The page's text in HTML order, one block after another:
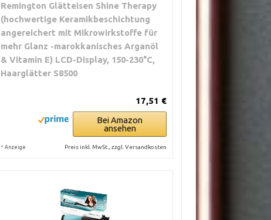
Remington Glätteisen Shine Therapy
(hochwertige Keramikbeschichtung
angereichert mit Mikrowirkstoffe für
mehr Glanz -marokkanisches Arganöl
& Vitamin E) LCD-Display, 150-230°C,
Haarglätter S8500
17,51 €
Bei Amazon
ansehen
* Anzeige Preis inkl. MwSt., zzgl. Versandkosten